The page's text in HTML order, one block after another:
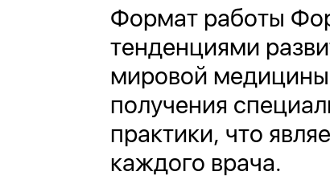
Формат работы
тенденциями
мировой
получения
практики, что
каждого врача.